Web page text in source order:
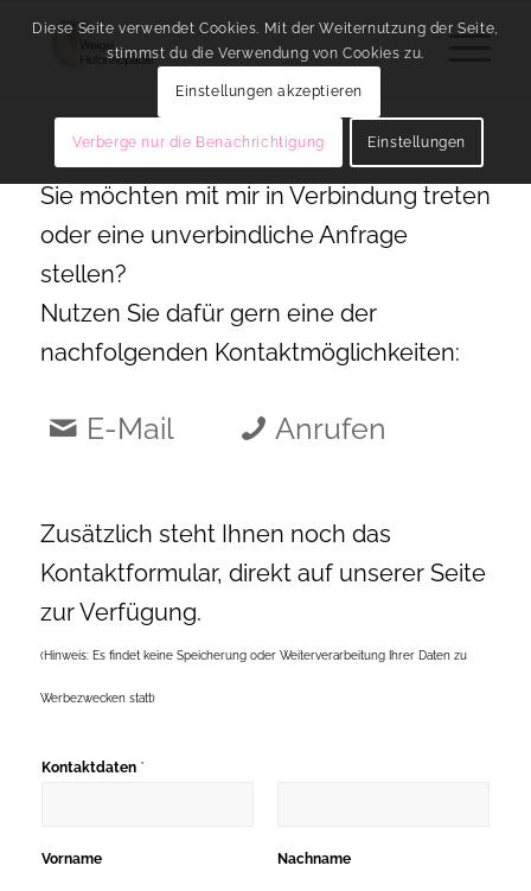
Sie möchten mit mir in Verbindung treten
oder eine unverbindliche Anfrage
stellen?
Nutzen Sie dafür gern eine der
nachfolgenden Kontaktmöglichkeiten:
E-Mail Anrufen
Zusätzlich steht Ihnen noch das
Kontaktformular, direkt auf unserer Seite
zur Verfügung.
(Hinweis: Es findet keine Speicherung oder Weiterverarbeitung Ihrer Daten zu
Werbezwecken statt)
Kontaktdaten *
Vorname Nachname
Diese Seite verwendet Cookies. Mit der Weiternutzung der Seite,
stimmst du die Verwendung von Cookies zu.
Einstellungen akzeptieren
Verberge nur die Benachrichtigung Einstellungen